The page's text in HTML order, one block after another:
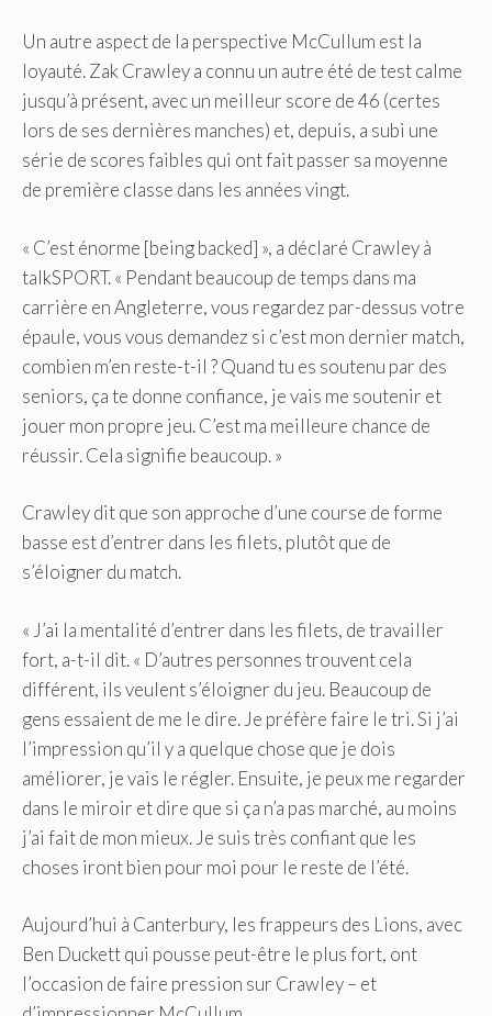
Un autre aspect de la perspective McCullum est la
loyauté. Zak Crawley a connu un autre été de test calme
jusqu’à présent, avec un meilleur score de 46 (certes
lors de ses dernières manches) et, depuis, a subi une
série de scores faibles qui ont fait passer sa moyenne
de première classe dans les années vingt.
« C’est énorme [being backed] », a déclaré Crawley à
talkSPORT. « Pendant beaucoup de temps dans ma
carrière en Angleterre, vous regardez par-dessus votre
épaule, vous vous demandez si c’est mon dernier match,
combien m’en reste-t-il ? Quand tu es soutenu par des
seniors, ça te donne confiance, je vais me soutenir et
jouer mon propre jeu. C’est ma meilleure chance de
réussir. Cela signifie beaucoup. »
Crawley dit que son approche d’une course de forme
basse est d’entrer dans les filets, plutôt que de
s’éloigner du match.
« J’ai la mentalité d’entrer dans les filets, de travailler
fort, a-t-il dit. « D’autres personnes trouvent cela
différent, ils veulent s’éloigner du jeu. Beaucoup de
gens essaient de me le dire. Je préfère faire le tri. Si j’ai
l’impression qu’il y a quelque chose que je dois
améliorer, je vais le régler. Ensuite, je peux me regarder
dans le miroir et dire que si ça n’a pas marché, au moins
j’ai fait de mon mieux. Je suis très confiant que les
choses iront bien pour moi pour le reste de l’été.
Aujourd’hui à Canterbury, les frappeurs des Lions, avec
Ben Duckett qui pousse peut-être le plus fort, ont
l’occasion de faire pression sur Crawley – et